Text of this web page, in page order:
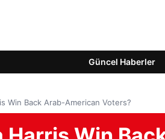
Güncel Haberler
Win Back Arab-American Voters?